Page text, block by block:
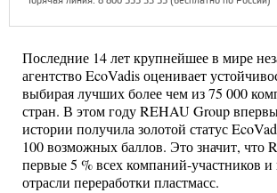
Последние 14 лет крупнейшее в мире
агентство EcoVadis оценивает
выбирая лучших более чем из 75 000
стран. В этом году REHAU Group
истории получила золотой статус
100 возможных баллов. Это значит, что
первые 5 % всех компаний-участников и
отрасли переработки пластмасс.